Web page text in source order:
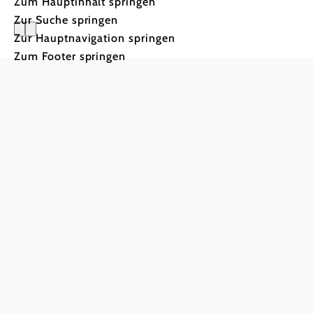
Zur Suche springen
Zur Hauptnavigation springen
Zum Footer springen